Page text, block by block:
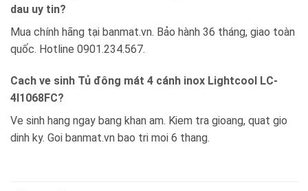
dau uy tin?
Mua chính hãng tại banmat.vn. Bảo hành 36 tháng, giao toàn
quốc. Hotline 0901.234.567.
Cach ve sinh Tủ đông mát 4 cánh inox Lightcool LC-
4I1068FC?
Ve sinh hang ngay bang khan am. Kiem tra gioang, quat gio
dinh ky. Goi banmat.vn bao tri moi 6 thang.